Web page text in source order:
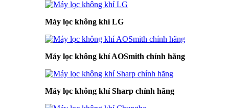
Máy lọc không khí LG
Máy lọc không khí AOSmith chính hãng
Máy lọc không khí Sharp chính hãng